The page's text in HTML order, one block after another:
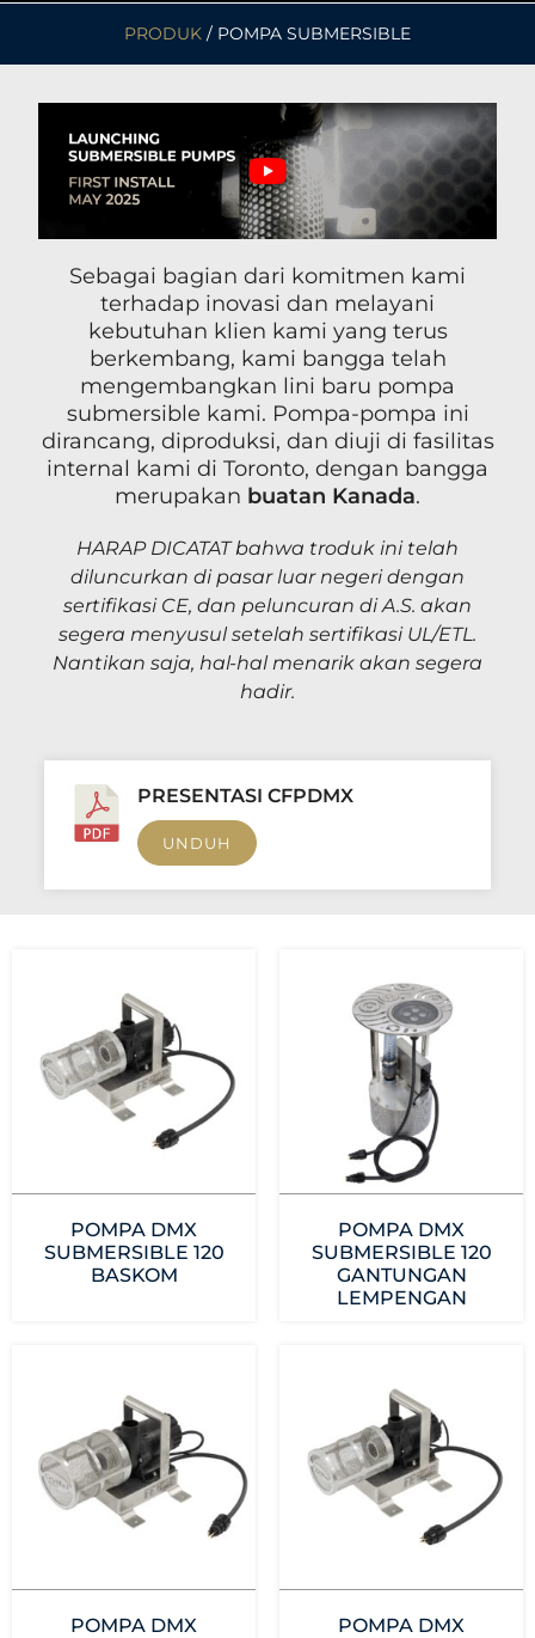
PRODUK / POMPA SUBMERSIBLE
Sebagai bagian dari komitmen kami
terhadap inovasi dan melayani
kebutuhan klien kami yang terus
berkembang, kami bangga telah
mengembangkan lini baru pompa
submersible kami. Pompa-pompa ini
dirancang, diproduksi, dan diuji di fasilitas
internal kami di Toronto, dengan bangga
merupakan buatan Kanada.
HARAP DICATAT bahwa troduk ini telah
diluncurkan di pasar luar negeri dengan
sertifikasi CE, dan peluncuran di A.S. akan
segera menyusul setelah sertifikasi UL/ETL.
Nantikan saja, hal-hal menarik akan segera
hadir.
PRESENTASI CFPDMX
UNDUH
POMPA DMX
SUBMERSIBLE 120
BASKOM
POMPA DMX
SUBMERSIBLE 120
GANTUNGAN
LEMPENGAN
POMPA DMX
POMPA DMX